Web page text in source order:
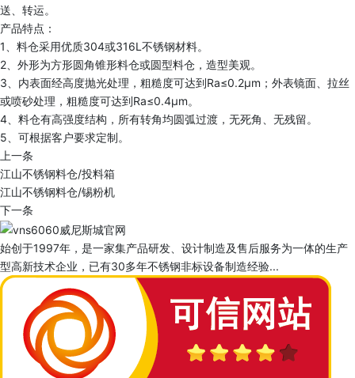
送、转运。
产品特点：
1、料仓采用优质304或316L不锈钢材料。
2、外形为方形圆角锥形料仓或圆型料仓，造型美观。
3、内表面经高度抛光处理，粗糙度可达到Ra≤0.2μm；外表镜面、拉丝
或喷砂处理，粗糙度可达到Ra≤0.4μm。
4、料仓有高强度结构，所有转角均圆弧过渡，无死角、无残留。
5、可根据客户要求定制。
上一条
江山不锈钢料仓/投料箱
江山不锈钢料仓/锡粉机
下一条
始创于1997年，是一家集产品研发、设计制造及售后服务为一体的生产
型高新技术企业，已有30多年不锈钢非标设备制造经验...